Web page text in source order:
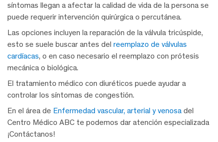
síntomas llegan a afectar la calidad de vida de la persona se
puede requerir intervención quirúrgica o percutánea.
Las opciones incluyen la reparación de la válvula tricúspide,
esto se suele buscar antes del reemplazo de válvulas
cardíacas, o en caso necesario el reemplazo con prótesis
mecánica o biológica.
El tratamiento médico con diuréticos puede ayudar a
controlar los síntomas de congestión.
En el área de Enfermedad vascular, arterial y venosa del
Centro Médico ABC te podemos dar atención especializada
¡Contáctanos!